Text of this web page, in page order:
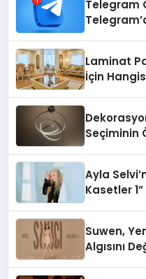
Telegram
Laminat
İçin
Seçiminin
Ayla
Kasetler
Suwen,
Algısını